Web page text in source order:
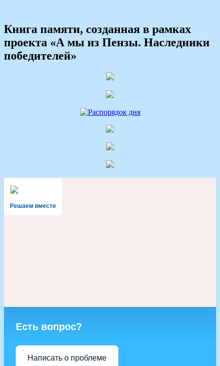
Книга памяти, созданная в рамках
проекта «А мы из Пензы. Наследники
победителей»
Решаем вместе
Есть вопрос?
Написать о проблеме